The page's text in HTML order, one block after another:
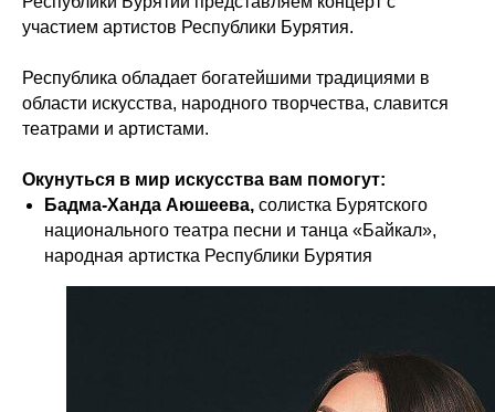
участием артистов Республики Бурятия.
Республика обладает богатейшими традициями в
области искусства, народного творчества, славится
театрами и артистами.
Окунуться в мир искусства вам помогут:
Бадма-Ханда Аюшеева, солистка Бурятского
национального театра песни и танца «Байкал»,
народная артистка Республики Бурятия